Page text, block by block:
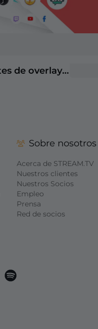
New World Paquetes de overlays para Stream
Sobre nosotros
Acerca de STREAM.TV
Nuestros clientes
Nuestros Socios
Empleo
Prensa
Red de socios